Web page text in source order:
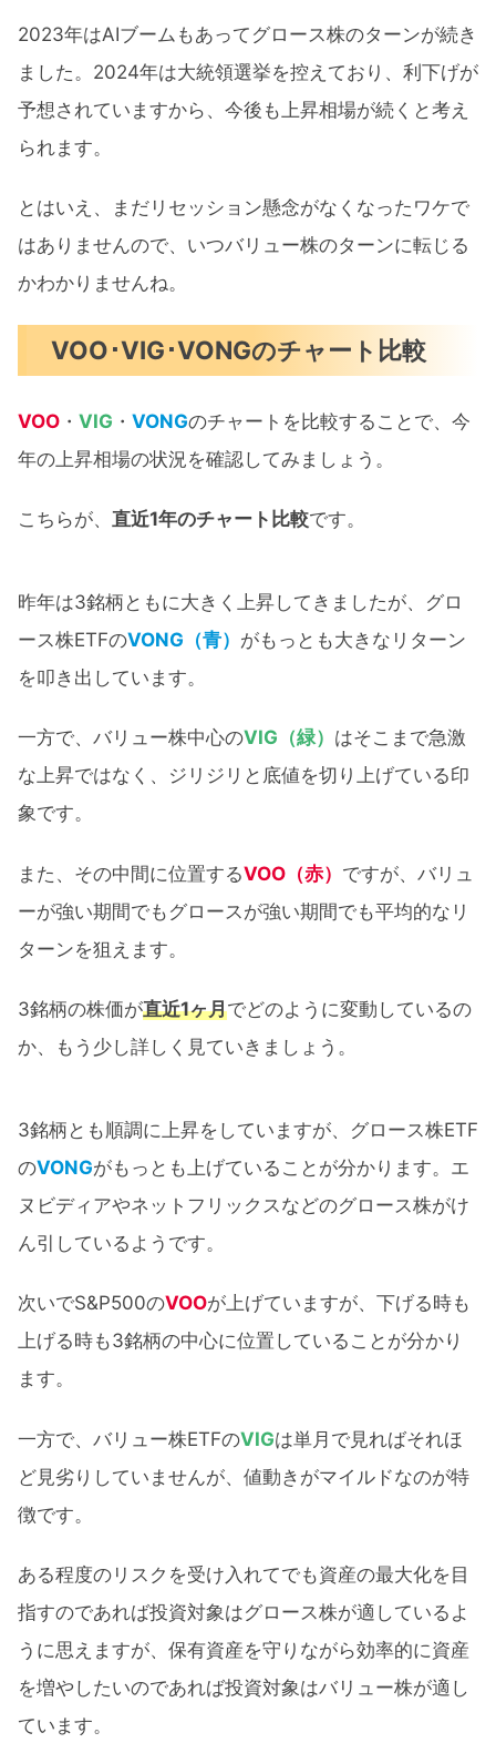
2023年はAIブームもあってグロース株のターンが続き
ました。2024年は大統領選挙を控えており、利下げが
予想されていますから、今後も上昇相場が続くと考え
られます。
とはいえ、まだリセッション懸念がなくなったワケで
はありませんので、いつバリュー株のターンに転じる
かわかりませんね。
VOO･VIG･VONGのチャート比較
VOO ・ VIG ・ VONGのチャートを比較することで、今
年の上昇相場の状況を確認してみましょう。
こちらが、 直近1年のチャート比較です。
昨年は3銘柄ともに大きく上昇してきましたが、グロ
ース株ETFのVONG（青） がもっとも大きなリターン
を叩き出しています。
一方で、バリュー株中心のVIG（緑） はそこまで急激
な上昇ではなく、ジリジリと底値を切り上げている印
象です。
また、その中間に位置するVOO（赤） ですが、バリュ
ーが強い期間でもグロースが強い期間でも平均的なリ
ターンを狙えます。
3銘柄の株価が直近1ヶ月でどのように変動しているの
か、もう少し詳しく見ていきましょう。
3銘柄とも順調に上昇をしていますが、グロース株ETF
のVONGがもっとも上げていることが分かります。エ
ヌビディアやネットフリックスなどのグロース株がけ
ん引しているようです。
次いでS&P500のVOOが上げていますが、下げる時も
上げる時も3銘柄の中心に位置していることが分かり
ます。
一方で、バリュー株ETFのVIGは単月で見ればそれほ
ど見劣りしていませんが、値動きがマイルドなのが特
徴です。
ある程度のリスクを受け入れてでも資産の最大化を目
指すのであれば投資対象はグロース株が適しているよ
うに思えますが、保有資産を守りながら効率的に資産
を増やしたいのであれば投資対象はバリュー株が適し
ています。